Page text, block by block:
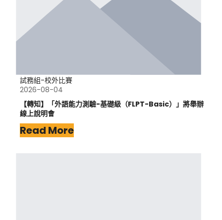
試務組-校外比賽
2026-08-04
【轉知】「外語能力測驗-基礎級（FLPT-Basic）」將舉辦
線上說明會
Read More